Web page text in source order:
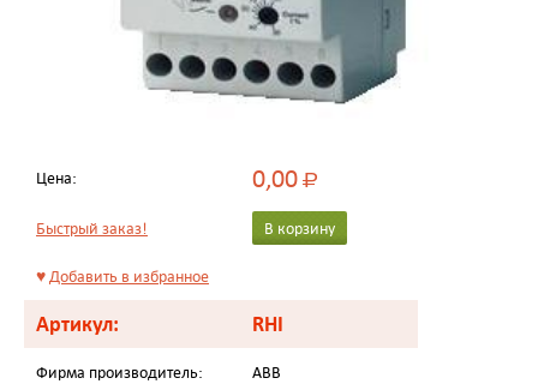
Цена: 0,00Р
Быстрый заказ! В корзину
♥Добавить в избранное
Артикул: RHI
Фирма производитель: ABB